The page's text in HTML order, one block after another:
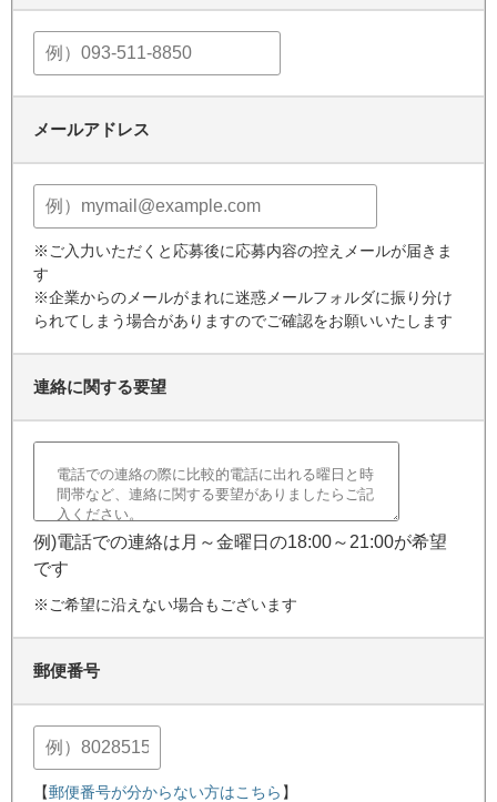
メールアドレス
※ご入力いただくと応募後に応募内容の控えメールが届きま
す
※企業からのメールがまれに迷惑メールフォルダに振り分け
られてしまう場合がありますのでご確認をお願いいたします
連絡に関する要望
例)電話での連絡は月～金曜日の18:00～21:00が希望
です
※ご希望に沿えない場合もございます
郵便番号
【郵便番号が分からない方はこちら 】